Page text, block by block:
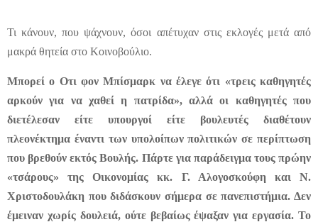
Τι κάνουν, που ψάχνουν, όσοι απέτυχαν στις εκλογές μετά από
μακρά θητεία στο Κοινοβούλιο.
Μπορεί ο Οτι φον Μπίσμαρκ να έλεγε ότι «τρεις καθηγητές
αρκούν για να χαθεί η πατρίδα», αλλά οι καθηγητές που
διετέλεσαν είτε υπουργοί είτε βουλευτές διαθέτουν
πλεονέκτημα έναντι των υπολοίπων πολιτικών σε περίπτωση
που βρεθούν εκτός Βουλής. Πάρτε για παράδειγμα τους πρώην
«τσάρους» της Οικονομίας κκ. Γ. Αλογοσκούφη και Ν.
Χριστοδουλάκη που διδάσκουν σήμερα σε πανεπιστήμια. Δεν
έμειναν χωρίς δουλειά, ούτε βεβαίως έψαξαν για εργασία. Το